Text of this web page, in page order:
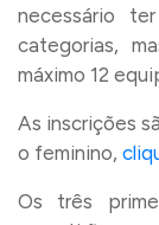
necessário
categorias,
máximo 12
As inscrições
o feminino,
Os três